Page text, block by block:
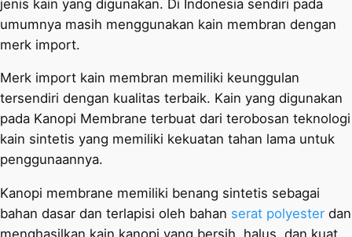
jenis kain yang digunakan. Di Indonesia sendiri pada
umumnya masih menggunakan kain membran dengan
merk import.
Merk import kain membran memiliki keunggulan
tersendiri dengan kualitas terbaik. Kain yang digunakan
pada Kanopi Membrane terbuat dari terobosan teknologi
kain sintetis yang memiliki kekuatan tahan lama untuk
penggunaannya.
Kanopi membrane memiliki benang sintetis sebagai
bahan dasar dan terlapisi oleh bahan serat polyester dan